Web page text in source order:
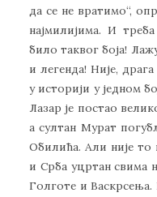
да се не вратимо“,
најмилијима. И
било таквог боја!
и легенда! Није,
у историји у једном
Лазар је постао
а султан Мурат
Обилића. Али није то
и Срба уцртан свима
Голготе и